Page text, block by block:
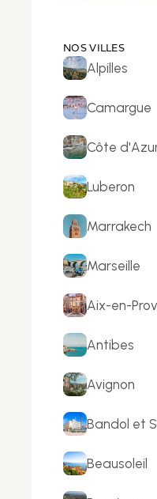
NOS VILLES
Alpilles
Camargue
Côte
Luberon
Marrakech
Marseille
Aix-en-
Antibes
Avignon
Bandol et
Beausoleil